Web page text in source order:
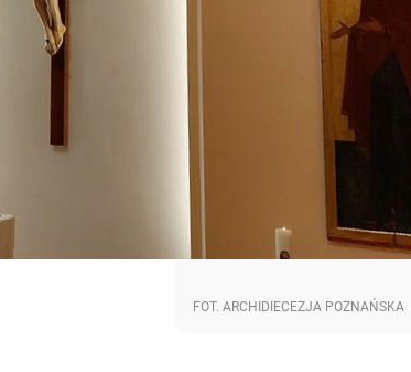
FOT. ARCHIDIECEZJA POZNAŃSKA